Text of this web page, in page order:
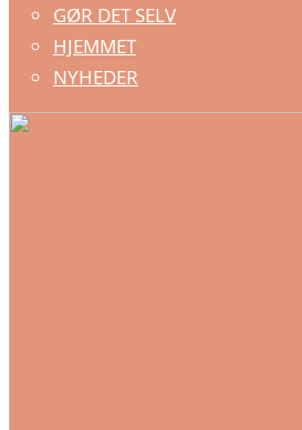
GØR DET SELV
HJEMMET
NYHEDER